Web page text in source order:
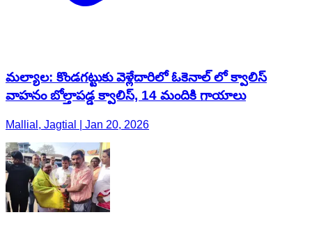
మల్యాల: కొండగట్టుకు వెళ్లేదారిలో ఓకెనాల్ లో క్వాలిస్
వాహనం బోల్తాపడ్డ క్వాలిస్, 14 మందికి గాయాలు
Mallial, Jagtial | Jan 20, 2026